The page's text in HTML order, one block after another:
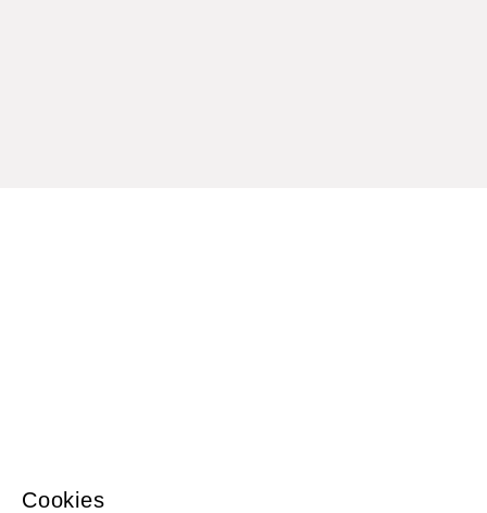
Cookies